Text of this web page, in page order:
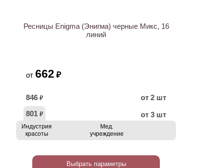
Ресницы Enigma (Энигма) черные Микс, 16
линий
от 662 ₽
846 ₽
от 2 шт
801 ₽ от 3 шт
Индустрия
красоты
Мед.
учреждение
Выбрать параметры